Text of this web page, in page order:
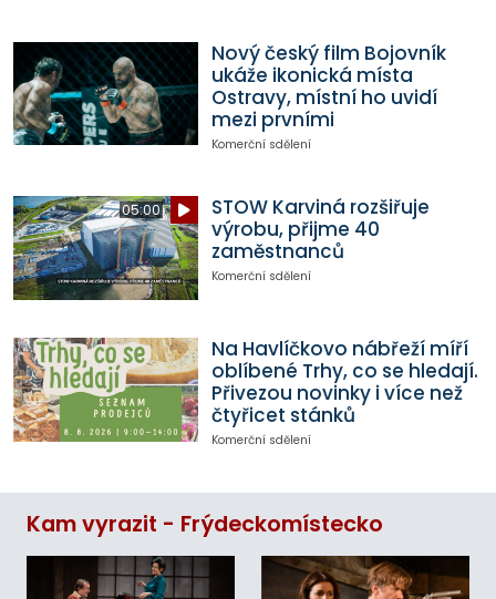
Nový český film Bojovník
ukáže ikonická místa
Ostravy, místní ho uvidí
mezi prvními
Komerční sdělení
05:00
STOW Karviná rozšiřuje
výrobu, přijme 40
zaměstnanců
Komerční sdělení
Na Havlíčkovo nábřeží míří
oblíbené Trhy, co se hledají.
Přivezou novinky i více než
čtyřicet stánků
Komerční sdělení
Kam vyrazit - Frýdeckomístecko